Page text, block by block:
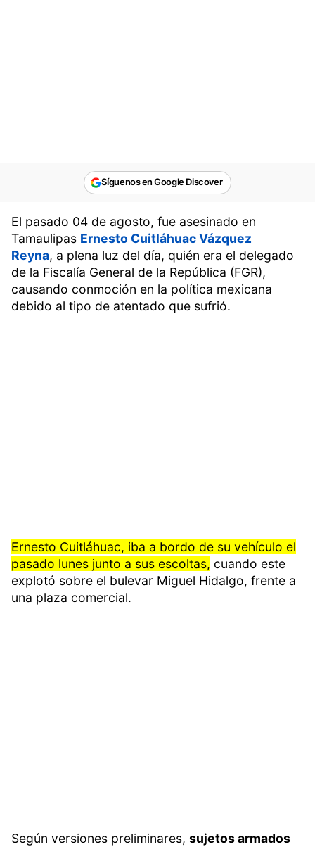
Síguenos en Google Discover
El pasado 04 de agosto, fue asesinado en
Tamaulipas Ernesto Cuitláhuac Vázquez
Reyna, a plena luz del día, quién era el delegado
de la Fiscalía General de la República (FGR),
causando conmoción en la política mexicana
debido al tipo de atentado que sufrió.
Ernesto Cuitláhuac, iba a bordo de su vehículo el
pasado lunes junto a sus escoltas, cuando este
explotó sobre el bulevar Miguel Hidalgo, frente a
una plaza comercial.
Según versiones preliminares, sujetos armados